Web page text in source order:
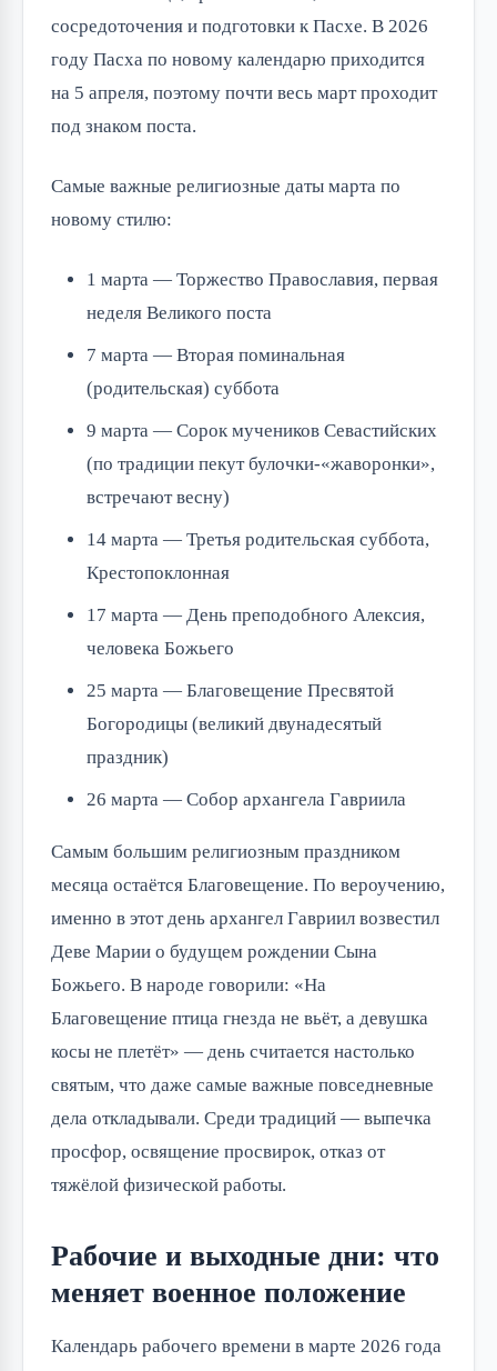
сосредоточения и подготовки к Пасхе. В 2026
году Пасха по новому календарю приходится
на 5 апреля, поэтому почти весь март проходит
под знаком поста.
Самые важные религиозные даты марта по
новому стилю:
1 марта — Торжество Православия, первая
неделя Великого поста
7 марта — Вторая поминальная
(родительская) суббота
9 марта — Сорок мучеников Севастийских
(по традиции пекут булочки-«жаворонки»,
встречают весну)
14 марта — Третья родительская суббота,
Крестопоклонная
17 марта — День преподобного Алексия,
человека Божьего
25 марта — Благовещение Пресвятой
Богородицы (великий двунадесятый
праздник)
26 марта — Собор архангела Гавриила
Самым большим религиозным праздником
месяца остаётся Благовещение. По вероучению,
именно в этот день архангел Гавриил возвестил
Деве Марии о будущем рождении Сына
Божьего. В народе говорили: «На
Благовещение птица гнезда не вьёт, а девушка
косы не плетёт» — день считается настолько
святым, что даже самые важные повседневные
дела откладывали. Среди традиций — выпечка
просфор, освящение просвирок, отказ от
тяжёлой физической работы.
Рабочие и выходные дни: что
меняет военное положение
Календарь рабочего времени в марте 2026 года